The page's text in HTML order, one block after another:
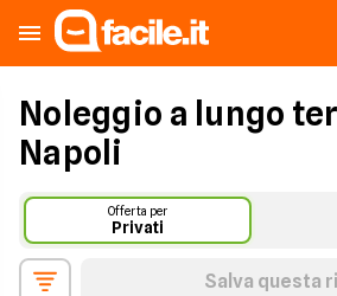
Noleggio a lungo
Napoli
Offerta per
Privati
Salva questa